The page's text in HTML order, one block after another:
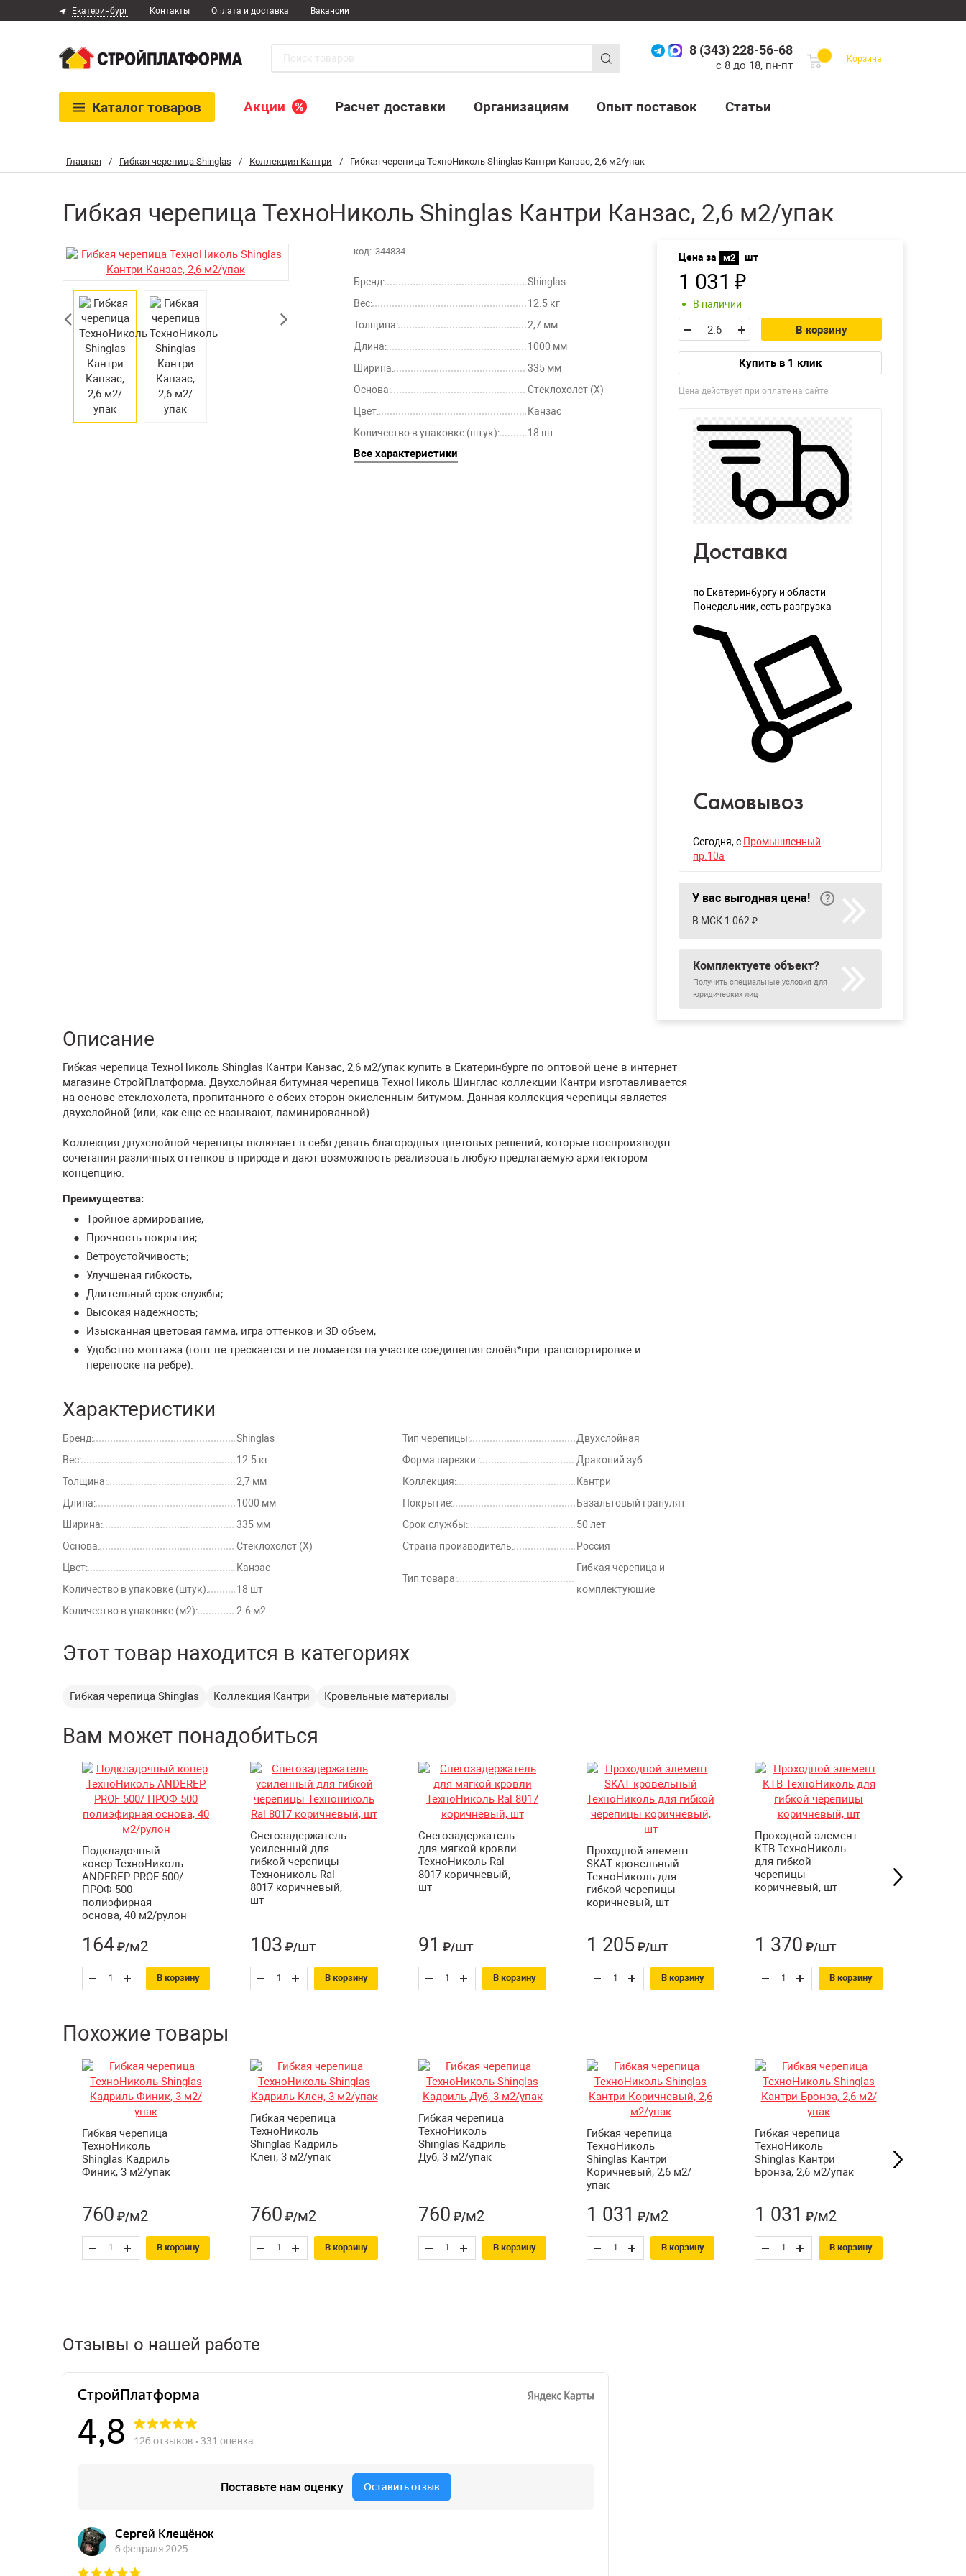
Главная / Гибкая черепица Shinglas / Коллекция Кантри / Гибкая черепица ТехноНиколь Shinglas Кантри Канзас, 2,6 м2/упак
Гибкая черепица ТехноНиколь Shinglas Кантри Канзас, 2,6 м2/упак
код: 344834
Бренд:
Shinglas
Вес:
12.5 кг
Толщина:
2,7 мм
Длина:
1000 мм
Ширина:
335 мм
Основа:
Стеклохолст (Х)
Цвет:
Канзас
Количество в упаковке (штук):
18 шт
Все характеристики
Цена за м2 шт
1 031 ₽
В наличии
В корзину
Купить в 1 клик
Цена действует при оплате на сайте
Доставка
по Екатеринбургу и области
Понедельник, есть разгрузка
Самовывоз
Сегодня, с Промышленный
пр.10а
У вас выгодная цена!
В МСК 1 062 ₽
Комплектуете объект?
Получить специальные условия для
юридических лиц
Описание
Гибкая черепица ТехноНиколь Shinglas Кантри Канзас, 2,6 м2/упак купить в Екатеринбурге по оптовой цене в интернет
магазине СтройПлатформа. Двухслойная битумная черепица ТехноНиколь Шинглас коллекции Кантри изготавливается
на основе стеклохолста, пропитанного с обеих сторон окисленным битумом. Данная коллекция черепицы является
двухслойной (или, как еще ее называют, ламинированной).
Коллекция двухслойной черепицы включает в себя девять благородных цветовых решений, которые воспроизводят
сочетания различных оттенков в природе и дают возможность реализовать любую предлагаемую архитектором
концепцию.
Преимущества:
Тройное армирование;
Прочность покрытия;
Ветроустойчивость;
Улучшеная гибкость;
Длительный срок службы;
Высокая надежность;
Изысканная цветовая гамма, игра оттенков и 3D объем;
Удобство монтажа (гонт не трескается и не ломается на участке соединения слоёв*при транспортировке и
переноске на ребре).
Характеристики
Бренд:
Shinglas
Вес:
12.5 кг
Толщина:
2,7 мм
Длина:
1000 мм
Ширина:
335 мм
Основа:
Стеклохолст (Х)
Цвет:
Канзас
Количество в упаковке (штук):
18 шт
Количество в упаковке (м2):
2.6 м2
Тип черепицы:
Двухслойная
Форма нарезки :
Драконий зуб
Коллекция:
Кантри
Покрытие:
Базальтовый гранулят
Срок службы:
50 лет
Страна производитель:
Россия
Тип товара:
Гибкая черепица и
комплектующие
Этот товар находится в категориях
Гибкая черепица Shinglas Коллекция Кантри Кровельные материалы
Вам может понадобиться
Подкладочный
ковер ТехноНиколь
ANDEREP PROF 500/
ПРОФ 500
полиэфирная
основа, 40 м2/рулон
164 ₽/м2
В корзину
Снегозадержатель
усиленный для
гибкой черепицы
Технониколь Ral
8017 коричневый,
шт
103 ₽/шт
В корзину
Снегозадержатель
для мягкой кровли
ТехноНиколь Ral
8017 коричневый,
шт
91 ₽/шт
В корзину
Проходной элемент
SKAT кровельный
ТехноНиколь для
гибкой черепицы
коричневый, шт
1 205 ₽/шт
В корзину
Проходной элемент
КТВ ТехноНиколь
для гибкой
черепицы
коричневый, шт
1 370 ₽/шт
В корзину
Похожие товары
Гибкая черепица
ТехноНиколь
Shinglas Кадриль
Финик, 3 м2/упак
760 ₽/м2
В корзину
Гибкая черепица
ТехноНиколь
Shinglas Кадриль
Клен, 3 м2/упак
760 ₽/м2
В корзину
Гибкая черепица
ТехноНиколь
Shinglas Кадриль
Дуб, 3 м2/упак
760 ₽/м2
В корзину
Гибкая черепица
ТехноНиколь
Shinglas Кантри
Коричневый, 2,6 м2/
упак
1 031 ₽/м2
В корзину
Гибкая черепица
ТехноНиколь
Shinglas Кантри
Бронза, 2,6 м2/упак
1 031 ₽/м2
В корзину
Отзывы о нашей работе
Екатеринбург Контакты Оплата и доставка Вакансии
8 (343) 228-56-68
с 8 до 18, пн-пт
Корзина
Каталог товаров Акции Расчет доставки Организациям Опыт поставок Статьи